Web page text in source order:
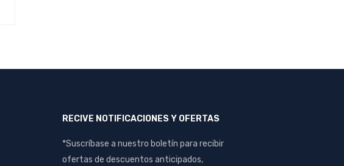
RECIVE NOTIFICACIONES Y OFERTAS
*Suscríbase a nuestro boletín para recibir
ofertas de descuentos anticipados,